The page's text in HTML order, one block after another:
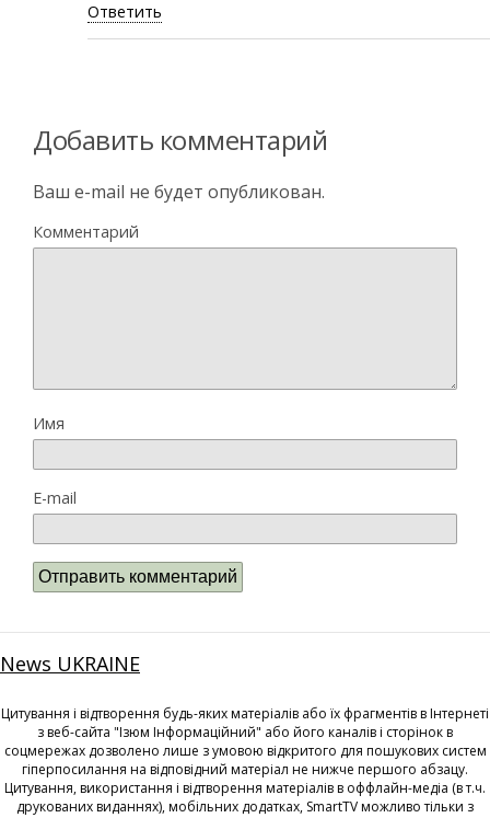
Ответить
Добавить комментарий
Ваш e-mail не будет опубликован.
Комментарий
Имя
E-mail
News UKRAINE
Цитування і відтворення будь-яких матеріалів або їх фрагментів в Інтернеті
з веб-сайта "Ізюм Інформаційний" або його каналів і сторінок в
соцмережах дозволено лише з умовою відкритого для пошукових систем
гіперпосилання на відповідний матеріал не нижче першого абзацу.
Цитування, використання і відтворення матеріалів в оффлайн-медіа (в т.ч.
друкованих виданнях), мобільних додатках, SmartTV можливо тільки з